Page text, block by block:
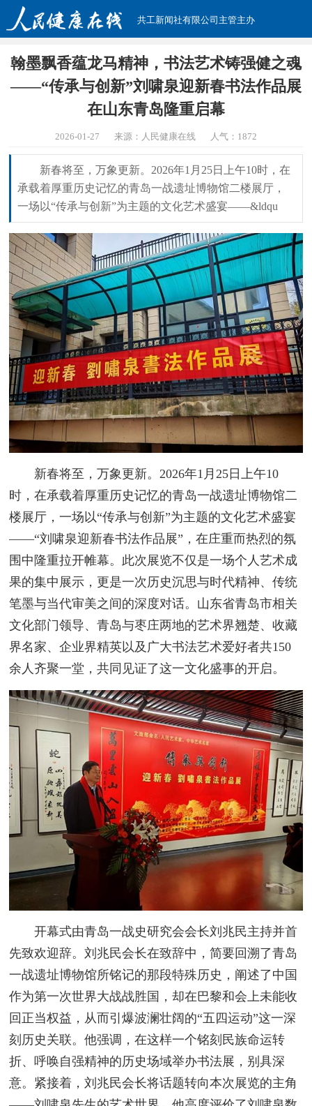
共工新闻社有限公司主管主办
翰墨飘香蕴龙马精神，书法艺术铸强健之魂
——“传承与创新”刘啸泉迎新春书法作品展
在山东青岛隆重启幕
2026-01-27 来源：人民健康在线 人气： 1872
新春将至，万象更新。2026年1月25日上午10时，在
承载着厚重历史记忆的青岛一战遗址博物馆二楼展厅，
一场以“传承与创新”为主题的文化艺术盛宴——&ldqu
新春将至，万象更新。2026年1月25日上午10
时，在承载着厚重历史记忆的青岛一战遗址博物馆二
楼展厅，一场以“传承与创新”为主题的文化艺术盛宴
——“刘啸泉迎新春书法作品展”，在庄重而热烈的氛
围中隆重拉开帷幕。此次展览不仅是一场个人艺术成
果的集中展示，更是一次历史沉思与时代精神、传统
笔墨与当代审美之间的深度对话。山东省青岛市相关
文化部门领导、青岛与枣庄两地的艺术界翘楚、收藏
界名家、企业界精英以及广大书法艺术爱好者共150
余人齐聚一堂，共同见证了这一文化盛事的开启。
开幕式由青岛一战史研究会会长刘兆民主持并首
先致欢迎辞。刘兆民会长在致辞中，简要回溯了青岛
一战遗址博物馆所铭记的那段特殊历史，阐述了中国
作为第一次世界大战战胜国，却在巴黎和会上未能收
回正当权益，从而引爆波澜壮阔的“五四运动”这一深
刻历史关联。他强调，在这样一个铭刻民族命运转
折、呼唤自强精神的历史场域举办书法展，别具深
意。紧接着，刘兆民会长将话题转向本次展览的主角